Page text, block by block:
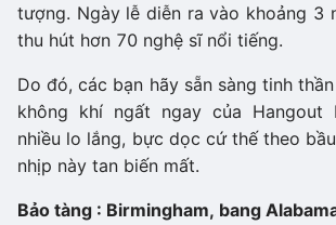
tượng. Ngày lễ diễn ra vào khoảng 3
thu hút hơn 70 nghệ sĩ nổi tiếng.
Do đó, các bạn hãy sẵn sàng tinh
không khí ngất ngay của Hangout
nhiều lo lắng, bực dọc cứ thế theo
nhịp này tan biến mất.
Bảo tàng : Birmingham, bang